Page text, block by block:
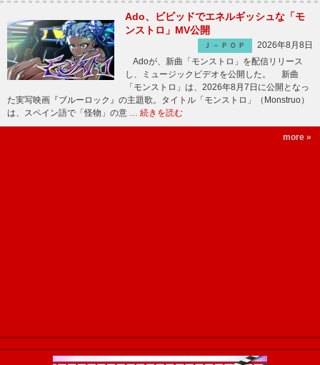
Ado、ビビッドでエネルギッシュな「モ
ンストロ」MV公開
Ｊ－ＰＯＰ
2026年8月8日
Adoが、新曲「モンストロ」を配信リリース
し、ミュージックビデオを公開した。 新曲
「モンストロ」は、2026年8月7日に公開となっ
た実写映画『ブルーロック』の主題歌。タイトル「モンストロ」（Monstruo）
は、スペイン語で「怪物」の意 … 続きを読む
more »